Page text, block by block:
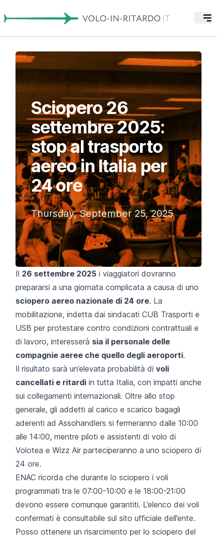
Sciopero 26
settembre 2025:
stop al trasporto
aereo in Italia per
24 ore
Thursday, September 25, 2025
Il 26 settembre 2025 i viaggiatori dovranno
prepararsi a una giornata complicata a causa di uno
sciopero aereo nazionale di 24 ore. La
mobilitazione, indetta dai sindacati CUB Trasporti e
USB per protestare contro condizioni contrattuali e
di lavoro, interesserà sia il personale delle
compagnie aeree che quello degli aeroporti.
Il risultato sarà un’elevata probabilità di voli
cancellati e ritardi in tutta Italia, con impatti anche
sui collegamenti internazionali. Oltre allo stop
generale, gli addetti al carico e scarico bagagli
aderenti ad Assohandlers si fermeranno dalle 10:00
alle 14:00, mentre piloti e assistenti di volo di
Volotea e Wizz Air parteciperanno a uno sciopero di
24 ore.
ENAC ricorda che durante lo sciopero i voli
programmati tra le 07:00-10:00 e le 18:00-21:00
devono essere comunque garantiti. L’elenco dei voli
confermati è consultabile sul sito ufficiale dell’ente.
Posso ottenere un risarcimento per lo sciopero del